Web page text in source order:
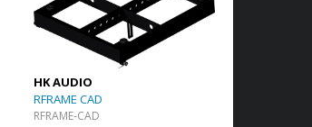
HK AUDIO
RFRAME CAD
RFRAME-CAD